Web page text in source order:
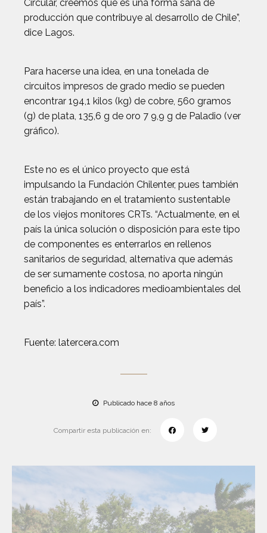
Circular, creemos que es una forma sana de
producción que contribuye al desarrollo de Chile”,
dice Lagos.
Para hacerse una idea, en una tonelada de
circuitos impresos de grado medio se pueden
encontrar 194,1 kilos (kg) de cobre, 560 gramos
(g) de plata, 135,6 g de oro 7 9,9 g de Paladio (ver
gráfico).
Este no es el único proyecto que está
impulsando la Fundación Chilenter, pues también
están trabajando en el tratamiento sustentable
de los viejos monitores CRTs. “Actualmente, en el
país la única solución o disposición para este tipo
de componentes es enterrarlos en rellenos
sanitarios de seguridad, alternativa que además
de ser sumamente costosa, no aporta ningún
beneficio a los indicadores medioambientales del
país”.
Fuente: latercera.com
Publicado hace 8 años
Compartir esta publicación en: